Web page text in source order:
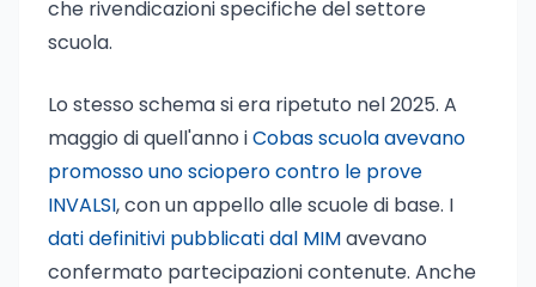
che rivendicazioni specifiche del settore
scuola.
Lo stesso schema si era ripetuto nel 2025. A
maggio di quell'anno iCobas scuola avevano
promosso uno sciopero contro le prove
INVALSI, con un appello alle scuole di base. I
dati definitivi pubblicati dal MIMavevano
confermato partecipazioni contenute. Anche